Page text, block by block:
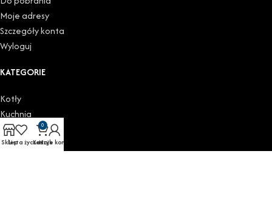
Moje adresy
Szczegóły konta
Wyloguj
KATEGORIE
Kotły
Kuchnia
Łazienka
Podgrzewacze
SklepLista życzeń
0
Koszyk
Moje konto